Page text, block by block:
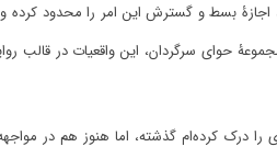
اجازۀ بسط و گسترش این امر را محدود
حوای سرگردان، این واقعیات در قالب
را درک کرده‌ام گذشته، اما هنوز هم در